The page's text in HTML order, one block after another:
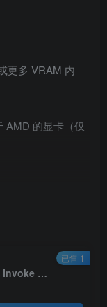
更多 VRAM 内
AMD 的显卡（仅
专为Windows系统环境设计的AI绘图工具 Invoke AI独立安装包火热上线 不用担心环境配置问题 稳定运行Stable Diffusion WebUI
已售 1